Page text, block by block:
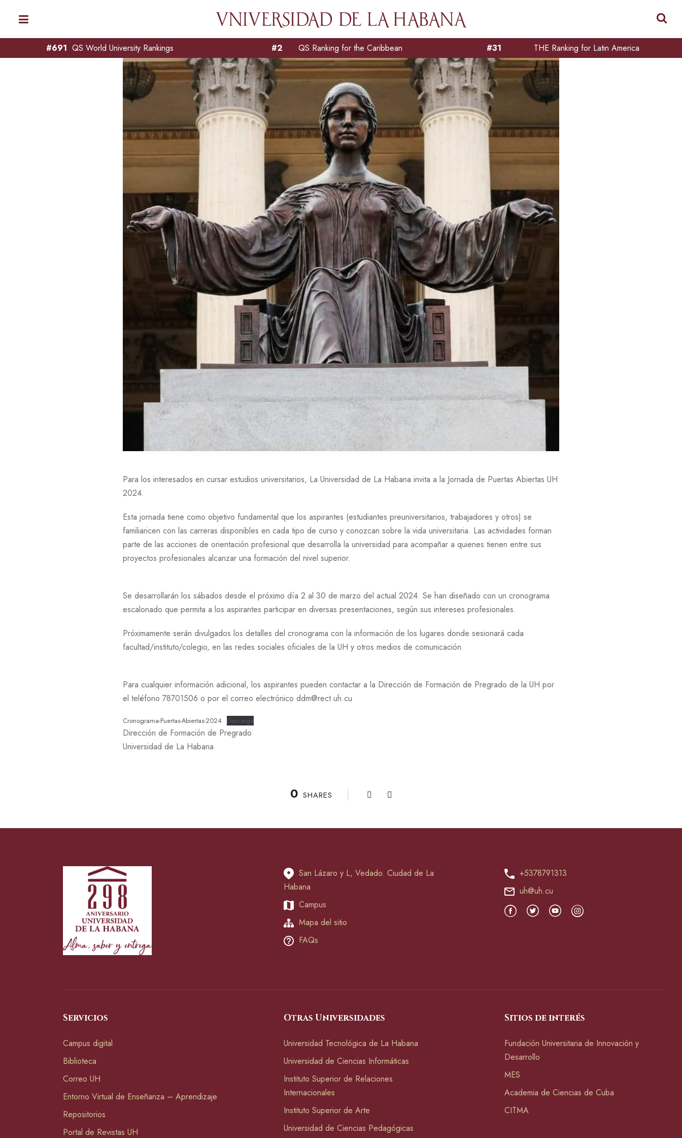
QS World University Rankings QS Ranking for the Caribbean THE Ranking for Latin America
#691 #2 #31
Para los interesados en cursar estudios universitarios, La Universidad de La Habana invita a la Jornada de Puertas Abiertas UH
2024.
Esta jornada tiene como objetivo fundamental que los aspirantes (estudiantes preuniversitarios, trabajadores y otros) se
familiaricen con las carreras disponibles en cada tipo de curso y conozcan sobre la vida universitaria. Las actividades forman
parte de las acciones de orientación profesional que desarrolla la universidad para acompañar a quienes tienen entre sus
proyectos profesionales alcanzar una formación del nivel superior.
Se desarrollarán los sábados desde el próximo día 2 al 30 de marzo del actual 2024. Se han diseñado con un cronograma
escalonado que permita a los aspirantes participar en diversas presentaciones, según sus intereses profesionales.
Próximamente serán divulgados los detalles del cronograma con la información de los lugares donde sesionará cada
facultad/instituto/colegio, en las redes sociales oficiales de la UH y otros medios de comunicación.
Para cualquier información adicional, los aspirantes pueden contactar a la Dirección de Formación de Pregrado de la UH por
el teléfono 78701506 o por el correo electrónico ddm@rect.uh.cu
Cronograma-Puertas-Abiertas-2024 Descarga
Dirección de Formación de Pregrado
Universidad de La Habana
0 SHARES
San Lázaro y L, Vedado. Ciudad de La
Habana
Campus
Mapa del sitio
FAQs
+5378791313
uh@uh.cu
Servicios
Campus digital
Biblioteca
Correo UH
Entorno Virtual de Enseñanza – Aprendizaje
Repositorios
Portal de Revistas UH
Otras Universidades
Universidad Tecnológica de La Habana
Universidad de Ciencias Informáticas
Instituto Superior de Relaciones
Internacionales
Instituto Superior de Arte
Universidad de Ciencias Pedagógicas
Sitios de interés
Fundación Universitaria de Innovación y
Desarrollo
MES
Academia de Ciencias de Cuba
CITMA